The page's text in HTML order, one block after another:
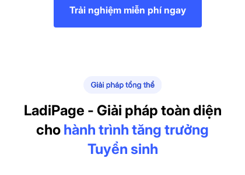
Trải nghiệm miễn phí ngay
LadiPage - Giải pháp toàn diện
cho hành trình tăng trưởng
Tuyển sinh